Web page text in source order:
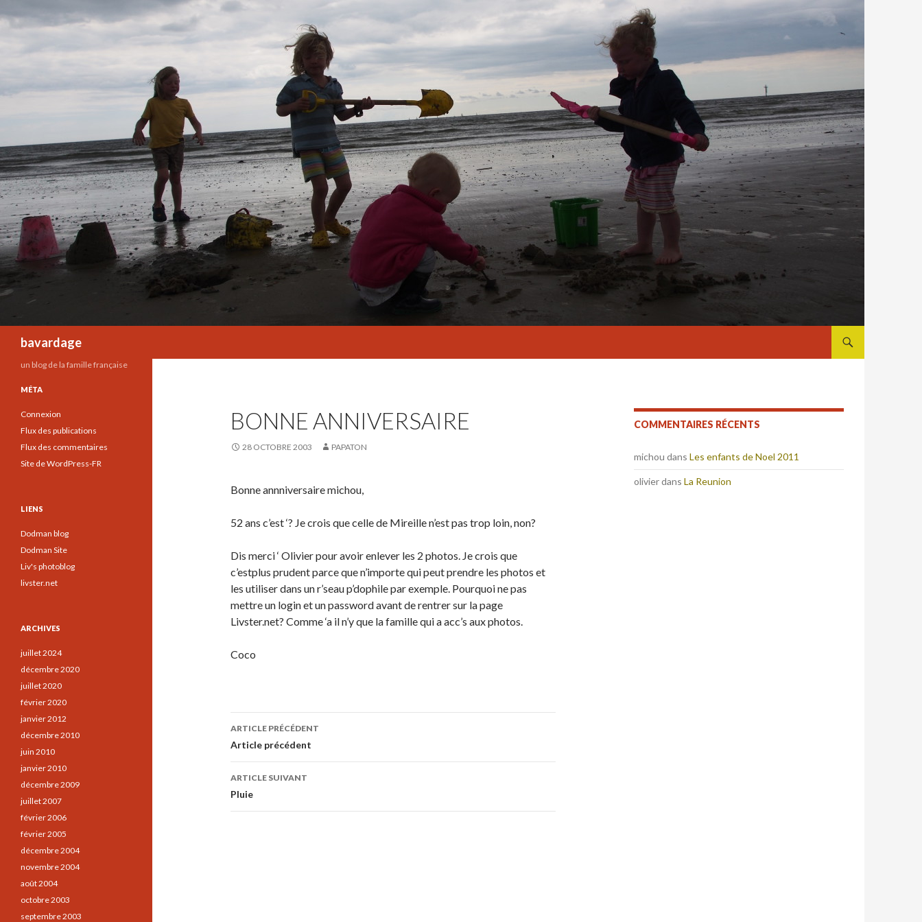
bavardage
BONNE ANNIVERSAIRE
28 OCTOBRE 2003 PAPATON
Bonne annniversaire michou,
52 ans c’est ‘? Je crois que celle de Mireille n’est pas trop loin, non?
Dis merci ‘ Olivier pour avoir enlever les 2 photos. Je crois que
c’estplus prudent parce que n’importe qui peut prendre les photos et
les utiliser dans un r’seau p’dophile par exemple. Pourquoi ne pas
mettre un login et un password avant de rentrer sur la page
Livster.net? Comme ‘a il n’y que la famille qui a acc’s aux photos.
Coco
Navigation
des
articles
ARTICLE PRÉCÉDENT
Article précédent
ARTICLE SUIVANT
Pluie
COMMENTAIRES RÉCENTS
michou dans Les enfants de Noel 2011
olivierdans La Reunion
un blog de la famille française
MÉTA
Connexion
Flux des publications
Flux des commentaires
Site de WordPress-FR
LIENS
Dodman blog
Dodman Site
Liv's photoblog
livster.net
ARCHIVES
juillet 2024
décembre 2020
juillet 2020
février 2020
janvier 2012
décembre 2010
juin 2010
janvier 2010
décembre 2009
juillet 2007
février 2006
février 2005
décembre 2004
novembre 2004
août 2004
octobre 2003
septembre 2003